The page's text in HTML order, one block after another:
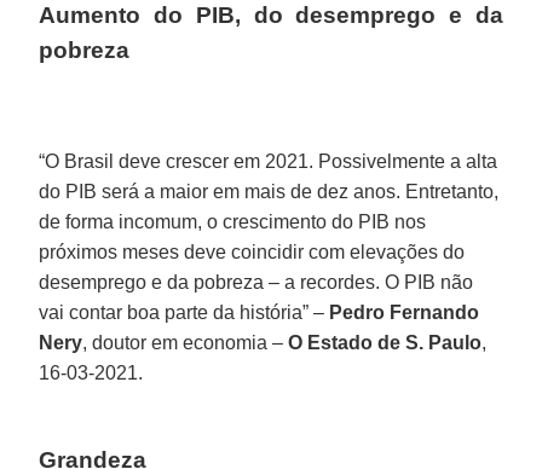
Aumento do PIB, do desemprego e da
pobreza
“O Brasil deve crescer em 2021. Possivelmente a alta
do PIB será a maior em mais de dez anos. Entretanto,
de forma incomum, o crescimento do PIB nos
próximos meses deve coincidir com elevações do
desemprego e da pobreza – a recordes. O PIB não
vai contar boa parte da história” – Pedro Fernando
Nery, doutor em economia –O Estado de S. Paulo,
16-03-2021.
Grandeza